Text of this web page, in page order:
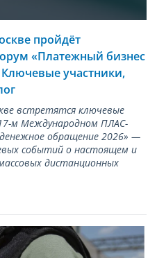
пройдёт
«Платежный бизнес
участники,
встретятся ключевые
м Международном ПЛАС-
обращение 2026» —
событий о настоящем и
дистанционных